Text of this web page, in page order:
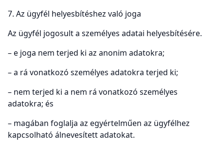
7. Az ügyfél helyesbítéshez való joga
Az ügyfél jogosult a személyes adatai helyesbítésére.
– e joga nem terjed ki az anonim adatokra;
– a rá vonatkozó személyes adatokra terjed ki;
– nem terjed ki a nem rá vonatkozó személyes
adatokra; és
– magában foglalja az egyértelműen az ügyfélhez
kapcsolható álnevesített adatokat.